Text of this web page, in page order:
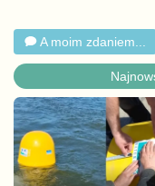
A moim zdaniem...